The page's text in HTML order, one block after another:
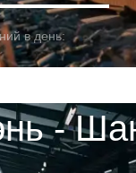
в день:
-